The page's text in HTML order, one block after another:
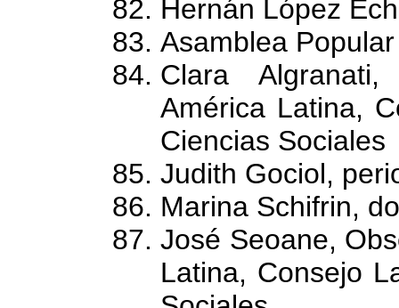
Hernán López
Asamblea
Clara
América Latina,
Ciencias Sociales
Judith Gociol,
Marina Schifrin,
José Seoane,
Latina, Consejo